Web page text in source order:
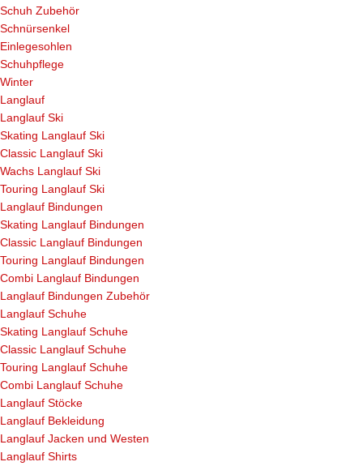
Schuh Zubehör
Schnürsenkel
Einlegesohlen
Schuhpflege
Winter
Langlauf
Langlauf Ski
Skating Langlauf Ski
Classic Langlauf Ski
Wachs Langlauf Ski
Touring Langlauf Ski
Langlauf Bindungen
Skating Langlauf Bindungen
Classic Langlauf Bindungen
Touring Langlauf Bindungen
Combi Langlauf Bindungen
Langlauf Bindungen Zubehör
Langlauf Schuhe
Skating Langlauf Schuhe
Classic Langlauf Schuhe
Touring Langlauf Schuhe
Combi Langlauf Schuhe
Langlauf Stöcke
Langlauf Bekleidung
Langlauf Jacken und Westen
Langlauf Shirts